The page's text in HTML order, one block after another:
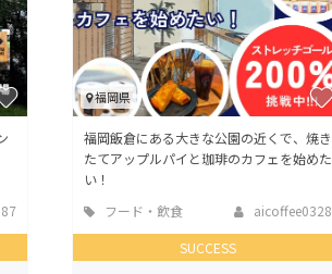
machi-ya コミュニティ
福岡県
福岡飯倉にある大きな公園の近くで、焼き
たてアップルパイと珈琲のカフェを始めた
い！
フード・飲食
aicoffee0328
SUCCESS